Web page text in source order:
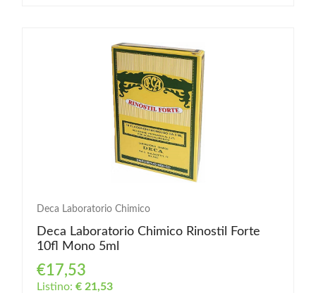
Deca Laboratorio Chimico
Deca Laboratorio Chimico Rinostil Forte
10fl Mono 5ml
€17,53
Listino: € 21,53